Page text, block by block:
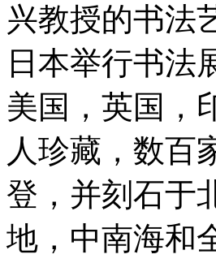
兴教授的书法
日本举行书法
美国，英国，
人珍藏，数百
登，并刻石于
地，中南海和